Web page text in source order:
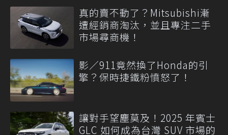
真的賣不動了？Mitsubishi漸
遭經銷商淘汰，並且專注二手
市場尋商機！
影／911竟然換了Honda的引
擎？保時捷鐵粉憤怒了！
讓對手望塵莫及！2025 年賓士
GLC 如何成為台灣 SUV 市場的